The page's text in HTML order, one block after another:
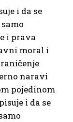
i da se
i prava
moral i
naravi
pojedinom
i da se